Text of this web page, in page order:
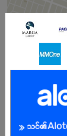
အခွင့်အရေးရှိသူ :
ကျွန်ုပ်တို့ကုမ္ပဏီ
သည် မြန်မာနိုင်ငံတွ
တစ်ခု အပါအဝင်ဖြစ်ပ